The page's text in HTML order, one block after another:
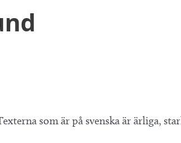
som är på svenska är ärliga,